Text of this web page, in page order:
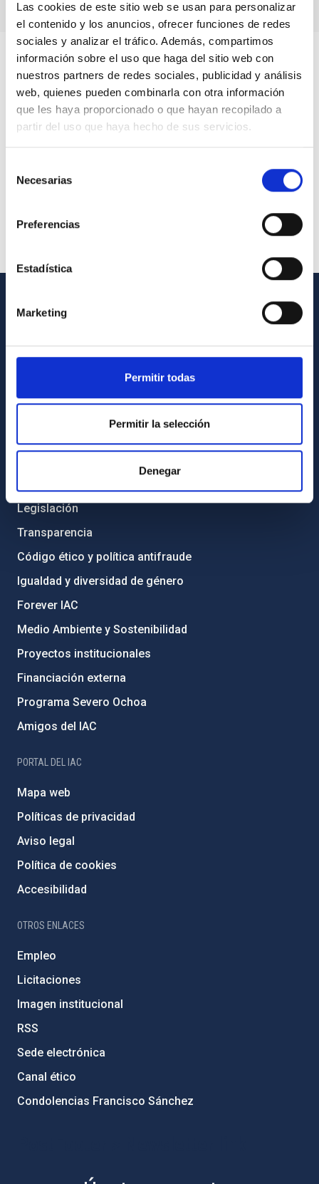
Las cookies de este sitio web se usan para personalizar
el contenido y los anuncios, ofrecer funciones de redes
sociales y analizar el tráfico. Además, compartimos
información sobre el uso que haga del sitio web con
nuestros partners de redes sociales, publicidad y análisis
web, quienes pueden combinarla con otra información
que les haya proporcionado o que hayan recopilado a
partir del uso que haya hecho de sus servicios.
Necesarias
Preferencias
Estadística
Marketing
Permitir todas
Permitir la selección
Denegar
INFORMACIÓN GENERAL
Contacto
Registro general
Legislación
Transparencia
Código ético y política antifraude
Igualdad y diversidad de género
Forever IAC
Medio Ambiente y Sostenibilidad
Proyectos institucionales
Financiación externa
Programa Severo Ochoa
Amigos del IAC
PORTAL DEL IAC
Mapa web
Políticas de privacidad
Aviso legal
Política de cookies
Accesibilidad
OTROS ENLACES
Empleo
Licitaciones
Imagen institucional
RSS
Sede electrónica
Canal ético
Condolencias Francisco Sánchez